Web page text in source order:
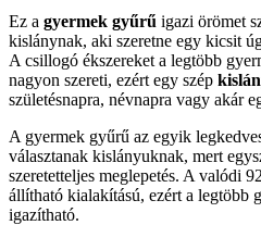
Ez a gyermek gyűrű igazi örömet
kislánynak, aki szeretne egy kicsit
A csillogó ékszereket a legtöbb
nagyon szereti, ezért egy szép
születésnapra, névnapra vagy akár
A gyermek gyűrű az egyik
választanak kislányuknak, mert
szeretetteljes meglepetés. A valódi
állítható kialakítású, ezért a legtöbb
igazítható.